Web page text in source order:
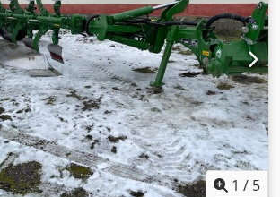
1 / 5